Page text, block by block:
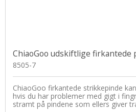
ChiaoGoo udskiftlige firkantede
8505-7
ChiaoGoo firkantede strikkepinde
hvis du har problemer med gigt i
stramt på pindene som ellers giver